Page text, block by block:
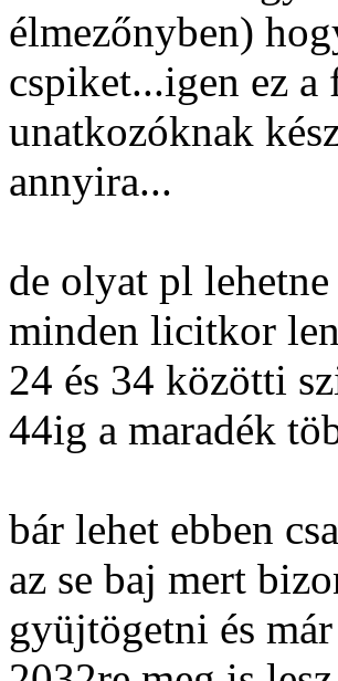
élmezőnyben)
cspiket...igen ez a
unatkozóknak
annyira...
de olyat pl
minden licitkor
24 és 34 közötti
44ig a maradék
bár lehet ebben
az se baj mert
gyüjtögetni és